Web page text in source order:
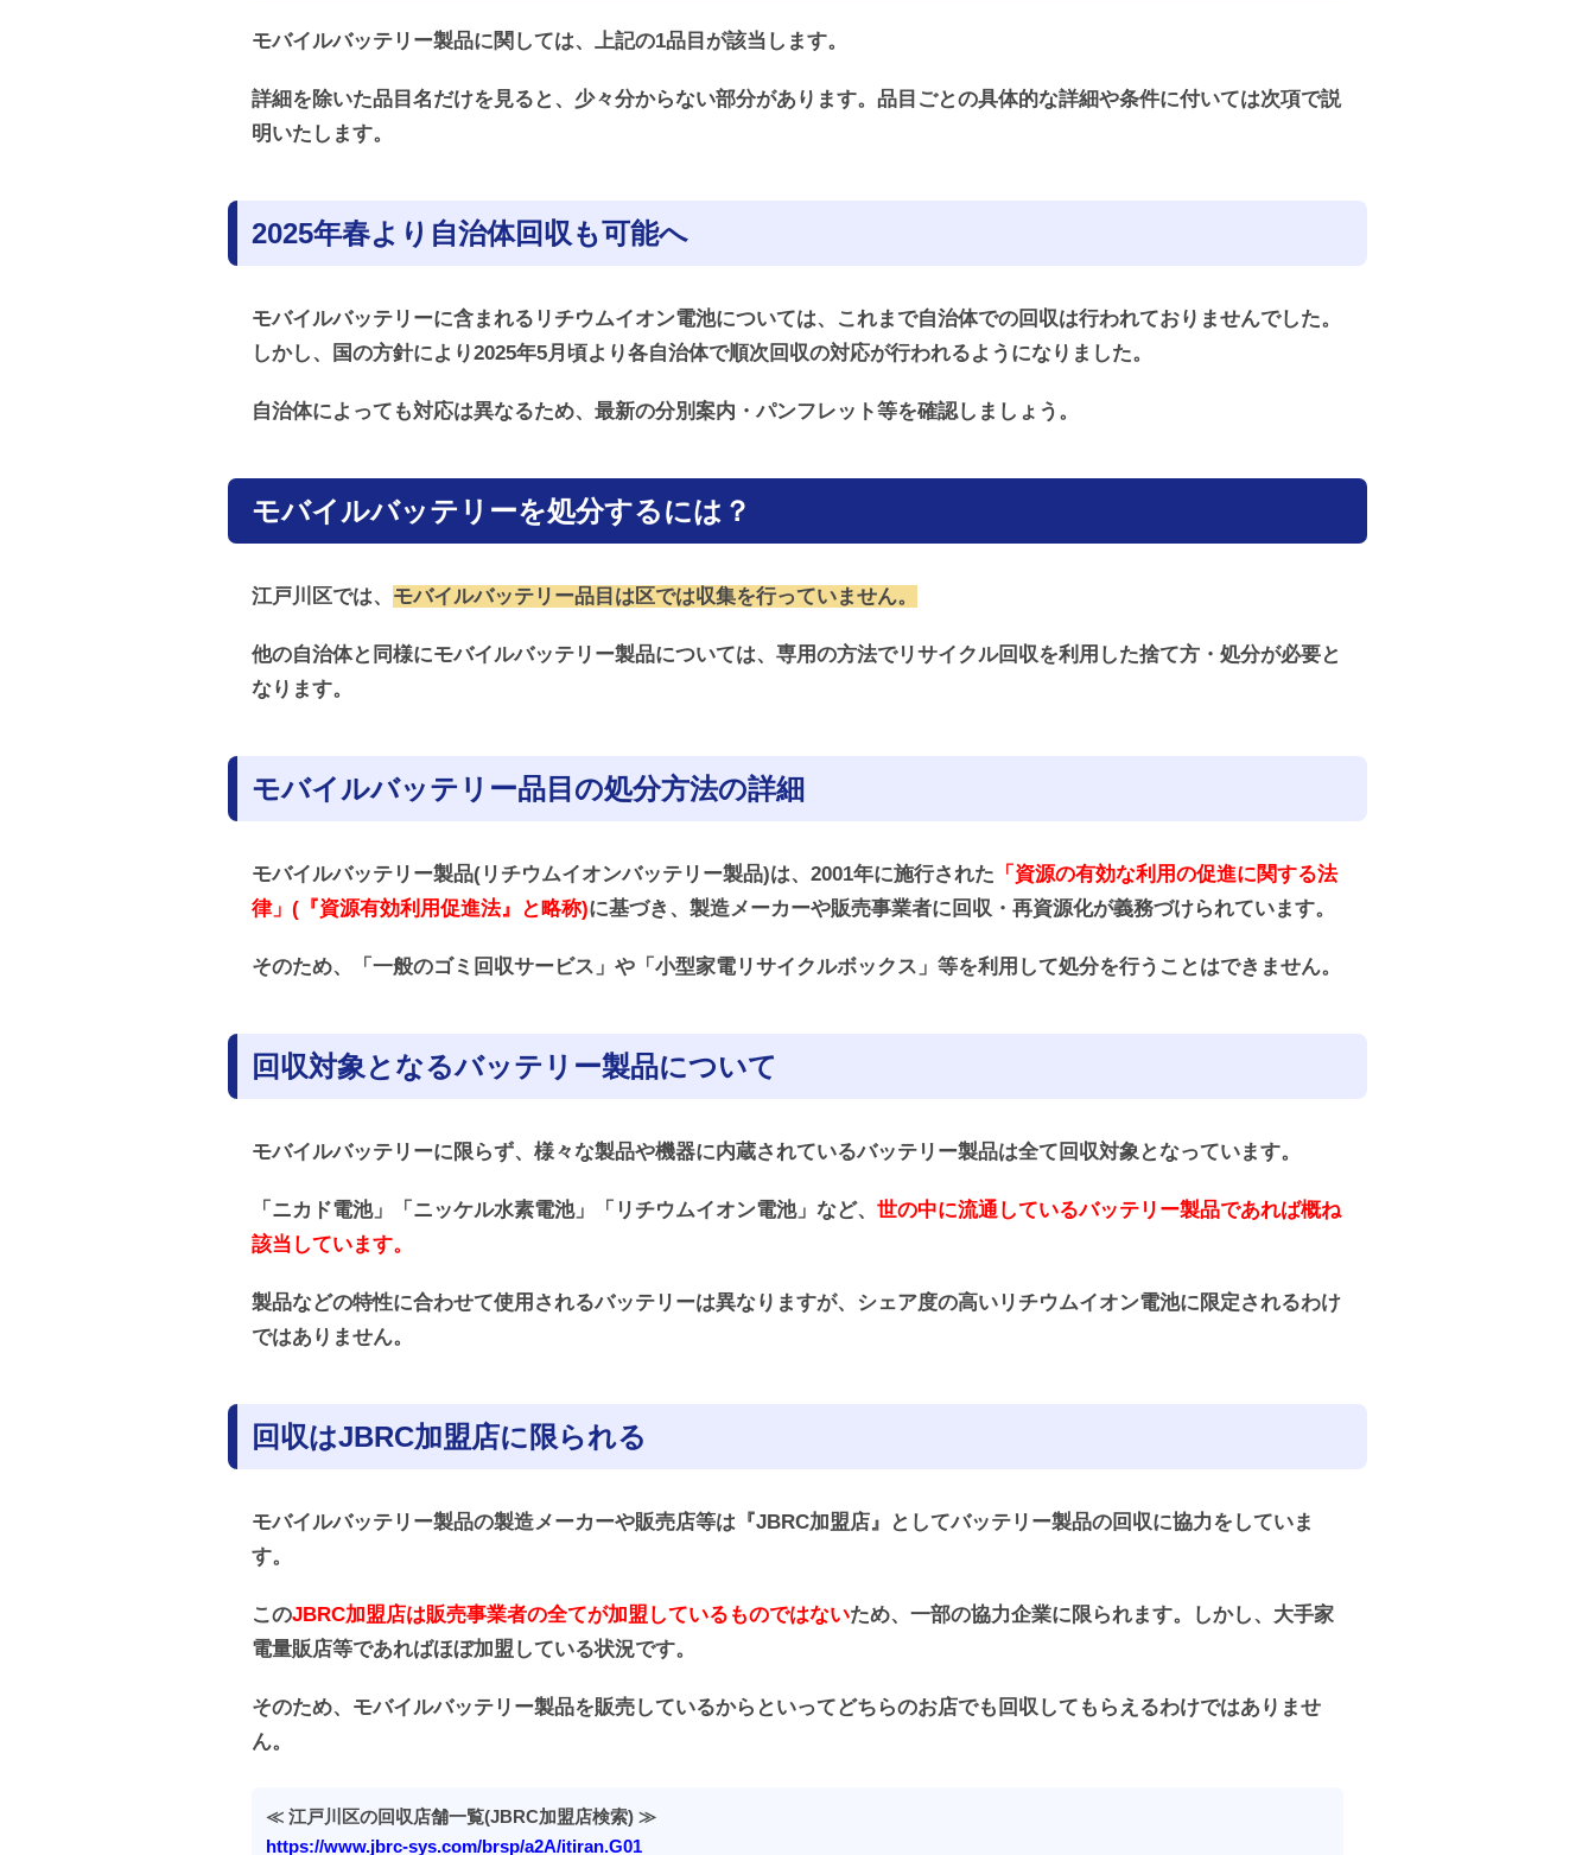
モバイルバッテリー製品に関しては、上記の1品目が該当します。
詳細を除いた品目名だけを見ると、少々分からない部分があります。品目ごとの具体的な詳細や条件に付いては次項で説
明いたします。
2025年春より自治体回収も可能へ
モバイルバッテリーに含まれるリチウムイオン電池については、これまで自治体での回収は行われておりませんでした。
しかし、国の方針により2025年5月頃より各自治体で順次回収の対応が行われるようになりました。
自治体によっても対応は異なるため、最新の分別案内・パンフレット等を確認しましょう。
モバイルバッテリーを処分するには？
江戸川区では、 モバイルバッテリー品目は区では収集を行っていません。
他の自治体と同様にモバイルバッテリー製品については、専用の方法でリサイクル回収を利用した捨て方・処分が必要と
なります。
モバイルバッテリー品目の処分方法の詳細
モバイルバッテリー製品(リチウムイオンバッテリー製品)は、2001年に施行された 「資源の有効な利用の促進に関する法
律」(『資源有効利用促進法』と略称)に基づき、製造メーカーや販売事業者に回収・再資源化が義務づけられています。
そのため、「一般のゴミ回収サービス」や「小型家電リサイクルボックス」等を利用して処分を行うことはできません。
回収対象となるバッテリー製品について
モバイルバッテリーに限らず、様々な製品や機器に内蔵されているバッテリー製品は全て回収対象となっています。
「ニカド電池」「ニッケル水素電池」「リチウムイオン電池」など、 世の中に流通しているバッテリー製品であれば概ね
該当しています。
製品などの特性に合わせて使用されるバッテリーは異なりますが、シェア度の高いリチウムイオン電池に限定されるわけ
ではありません。
回収はJBRC加盟店に限られる
モバイルバッテリー製品の製造メーカーや販売店等は『JBRC加盟店』としてバッテリー製品の回収に協力をしていま
す。
このJBRC加盟店は販売事業者の全てが加盟しているものではないため、一部の協力企業に限られます。しかし、大手家
電量販店等であればほぼ加盟している状況です。
そのため、モバイルバッテリー製品を販売しているからといってどちらのお店でも回収してもらえるわけではありませ
ん。
≪ 江戸川区の回収店舗一覧(JBRC加盟店検索) ≫
https://www.jbrc-sys.com/brsp/a2A/itiran.G01